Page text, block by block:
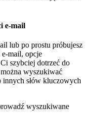
e-mail
lub po prostu próbujesz
mail, opcje
szybciej dotrzeć do
wyszukiwać
innych słów kluczowych
wyszukiwane